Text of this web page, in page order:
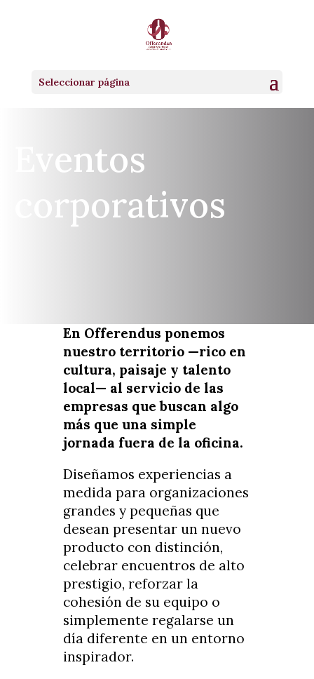
Seleccionar página
Eventos
corporativos
En Offerendus ponemos
nuestro territorio —rico en
cultura, paisaje y talento
local— al servicio de las
empresas que buscan algo
más que una simple
jornada fuera de la oficina.
Diseñamos experiencias a
medida para organizaciones
grandes y pequeñas que
desean presentar un nuevo
producto con distinción,
celebrar encuentros de alto
prestigio, reforzar la
cohesión de su equipo o
simplemente regalarse un
día diferente en un entorno
inspirador.